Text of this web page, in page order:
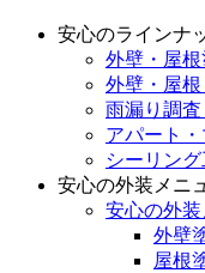
安心のラインナ
外壁・屋根
外壁・屋
雨漏り調
アパート
シーリン
安心の外装メニ
安心の外
外壁
屋根